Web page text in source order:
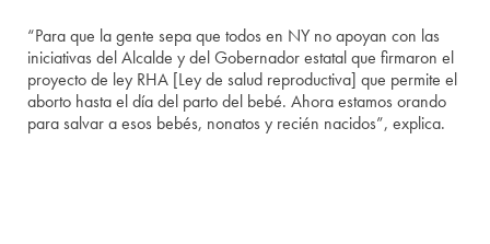
“Para que la gente sepa que todos en NY no apoyan con las
iniciativas del Alcalde y del Gobernador estatal que firmaron el
proyecto de ley RHA [Ley de salud reproductiva] que permite el
aborto hasta el día del parto del bebé. Ahora estamos orando
para salvar a esos bebés, nonatos y recién nacidos”, explica.